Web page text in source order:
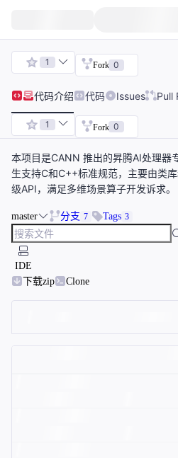
1 Fork 0
代码介绍 代码 Issues Pull
1 Fork 0
本项目是CANN 推出的昇腾AI处理器
生支持C和C++标准规范，主要由类
级API，满足多维场景算子开发诉求。
master 分支 7 Tags 3
IDE
下载zip
Clone